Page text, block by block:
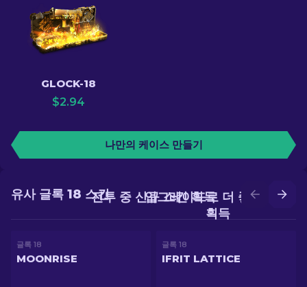
GLOCK-18
$2.94
나만의 케이스 만들기
업그레이드로 더 좋은 스킨
획득
전투 중 신규 스킨 획득
유사 글록 18 스킨
글록 18
MOONRISE
글록 18
IFRIT LATTICE